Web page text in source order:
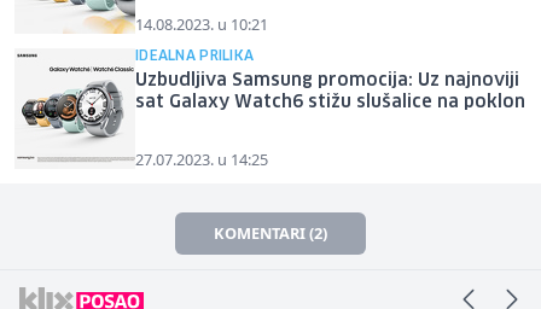
14.08.2023. u 10:21
IDEALNA PRILIKA
Uzbudljiva Samsung promocija: Uz najnoviji
sat Galaxy Watch6 stižu slušalice na poklon
27.07.2023. u 14:25
KOMENTARI (2)